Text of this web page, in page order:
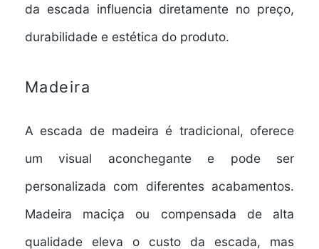
da escada influencia diretamente no preço,
durabilidade e estética do produto.
Madeira
A escada de madeira é tradicional, oferece
um visual aconchegante e pode ser
personalizada com diferentes acabamentos.
Madeira maciça ou compensada de alta
qualidade eleva o custo da escada, mas